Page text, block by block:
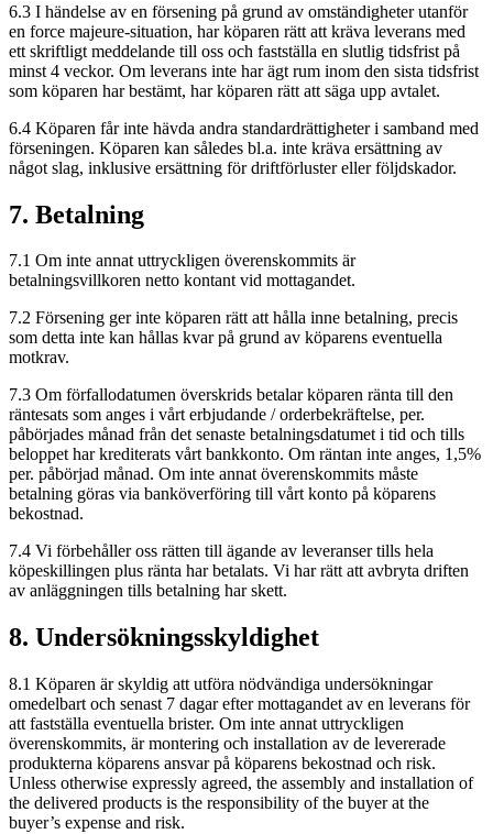
6.3 I händelse av en försening på grund av omständigheter utanför
en force majeure-situation, har köparen rätt att kräva leverans med
ett skriftligt meddelande till oss och fastställa en slutlig tidsfrist på
minst 4 veckor. Om leverans inte har ägt rum inom den sista tidsfrist
som köparen har bestämt, har köparen rätt att säga upp avtalet.
6.4 Köparen får inte hävda andra standardrättigheter i samband med
förseningen. Köparen kan således bl.a. inte kräva ersättning av
något slag, inklusive ersättning för driftförluster eller följdskador.
7. Betalning
7.1 Om inte annat uttryckligen överenskommits är
betalningsvillkoren netto kontant vid mottagandet.
7.2 Försening ger inte köparen rätt att hålla inne betalning, precis
som detta inte kan hållas kvar på grund av köparens eventuella
motkrav.
7.3 Om förfallodatumen överskrids betalar köparen ränta till den
räntesats som anges i vårt erbjudande / orderbekräftelse, per.
påbörjades månad från det senaste betalningsdatumet i tid och tills
beloppet har krediterats vårt bankkonto. Om räntan inte anges, 1,5%
per. påbörjad månad. Om inte annat överenskommits måste
betalning göras via banköverföring till vårt konto på köparens
bekostnad.
7.4 Vi förbehåller oss rätten till ägande av leveranser tills hela
köpeskillingen plus ränta har betalats. Vi har rätt att avbryta driften
av anläggningen tills betalning har skett.
8. Undersökningsskyldighet
8.1 Köparen är skyldig att utföra nödvändiga undersökningar
omedelbart och senast 7 dagar efter mottagandet av en leverans för
att fastställa eventuella brister. Om inte annat uttryckligen
överenskommits, är montering och installation av de levererade
produkterna köparens ansvar på köparens bekostnad och risk.
Unless otherwise expressly agreed, the assembly and installation of
the delivered products is the responsibility of the buyer at the
buyer’s expense and risk.